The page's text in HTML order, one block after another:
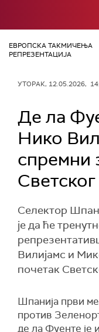
ЕВРОПСКА ТАКМИЧЕЊА
РЕПРЕЗЕНТАЦИЈА
УТОРАК, 12.05.2026,
Де ла
Нико
спремни
Селектор
је да ће
Вилијамс и
почетак
Шпанија први
против
де ла Фуенте је